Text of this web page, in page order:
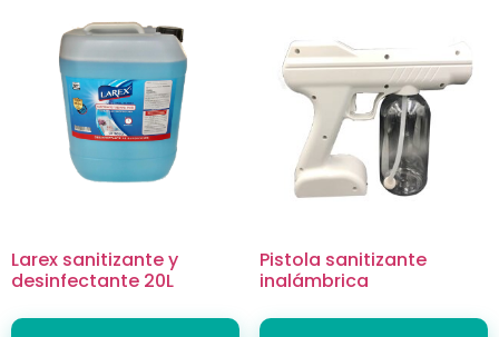
Larex sanitizante y
desinfectante 20L
Pistola sanitizante
inalámbrica